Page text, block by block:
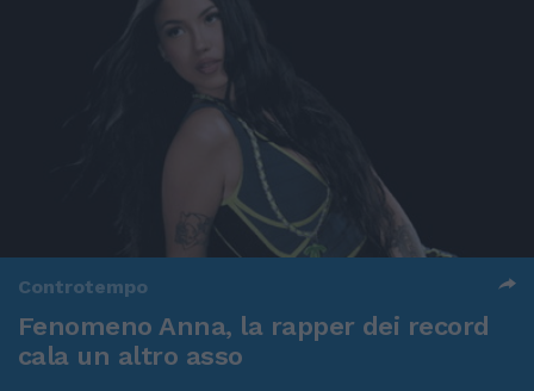
Controtempo
Fenomeno Anna, la rapper dei record
cala un altro asso